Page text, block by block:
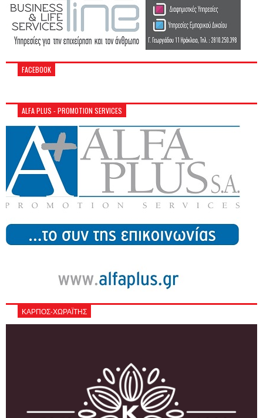
FACEBOOK
ALFA PLUS - PROMOTION SERVICES
ΚΑΡΠΟΣ-ΧΩΡΑΪΤΗΣ